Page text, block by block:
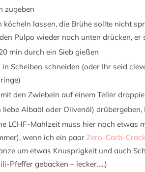
zugeben
köcheln lassen, die Brühe sollte nicht
Pulpo wieder nach unten drücken,
min durch ein Sieb gießen
in Scheiben schneiden (oder Ihr seid
den Zwiebeln auf einem Teller
liebe Albaöl oder Olivenöl)
LCHF-Mahlzeit muss hier noch etwas
wenn ich ein paar Zero-Carb-
um etwas Knusprigkeit und auch
Pfeffer gebacken – lecker…..)